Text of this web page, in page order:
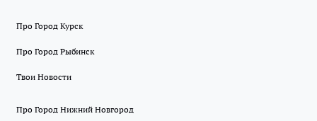
Про Город Курск
Про Город Рыбинск
Твои Новости
Про Город Нижний Новгород